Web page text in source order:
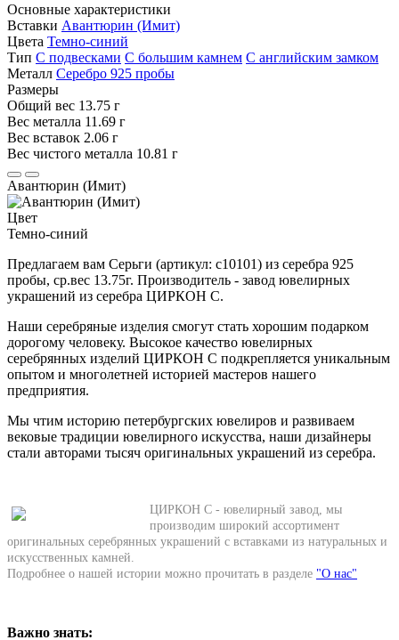
Основные характеристики
Вставки Авантюрин (Имит)
Цвета Темно-синий
Тип С подвесками С большим камнем С английским замком
Металл Серебро 925 пробы
Размеры
Общий вес 13.75 г
Вес металла 11.69 г
Вес вставок 2.06 г
Вес чистого металла 10.81 г
Авантюрин (Имит)
Цвет
Темно-синий
Предлагаем вам Серьги (артикул: с10101) из серебра 925
пробы, ср.вес 13.75г. Производитель - завод ювелирных
украшений из серебра ЦИРКОН С.
Наши серебряные изделия смогут стать хорошим подарком
дорогому человеку. Высокое качество ювелирных
серебрянных изделий ЦИРКОН С подкрепляется уникальным
опытом и многолетней историей мастеров нашего
предприятия.
Мы чтим историю петербургских ювелиров и развиваем
вековые традиции ювелирного искусства, наши дизайнеры
стали авторами тысяч оригинальных украшений из серебра.
ЦИРКОН С - ювелирный завод, мы
производим широкий ассортимент
оригинальных серебрянных украшений с вставками из натуральных и
искусственных камней.
Подробнее о нашей истории можно прочитать в разделе "О нас"
Важно знать: